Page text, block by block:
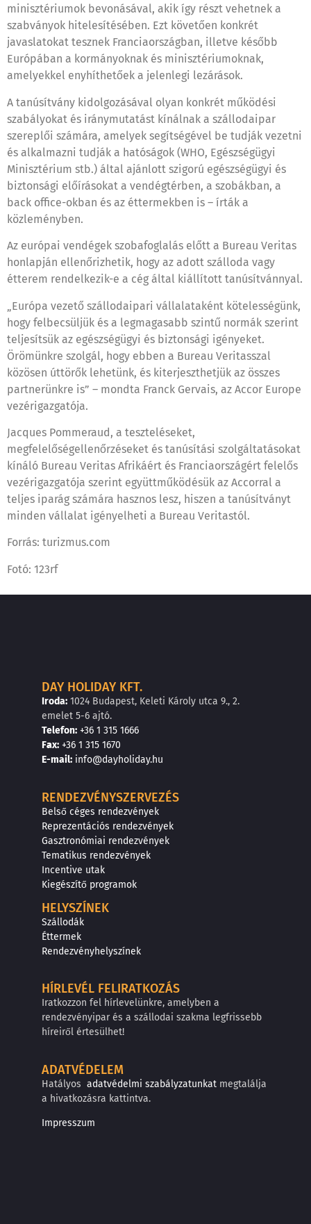
minisztériumok bevonásával, akik így részt vehetnek a
szabványok hitelesítésében. Ezt követően konkrét
javaslatokat tesznek Franciaországban, illetve később
Európában a kormányoknak és minisztériumoknak,
amelyekkel enyhíthetőek a jelenlegi lezárások.
A tanúsítvány kidolgozásával olyan konkrét működési
szabályokat és iránymutatást kínálnak a szállodaipar
szereplői számára, amelyek segítségével be tudják vezetni
és alkalmazni tudják a hatóságok (WHO, Egészségügyi
Minisztérium stb.) által ajánlott szigorú egészségügyi és
biztonsági előírásokat a vendégtérben, a szobákban, a
back office-okban és az éttermekben is – írták a
közleményben.
Az európai vendégek szobafoglalás előtt a Bureau Veritas
honlapján ellenőrizhetik, hogy az adott szálloda vagy
étterem rendelkezik-e a cég által kiállított tanúsítvánnyal.
„Európa vezető szállodaipari vállalataként kötelességünk,
hogy felbecsüljük és a legmagasabb szintű normák szerint
teljesítsük az egészségügyi és biztonsági igényeket.
Örömünkre szolgál, hogy ebben a Bureau Veritasszal
közösen úttörők lehetünk, és kiterjeszthetjük az összes
partnerünkre is” – mondta Franck Gervais, az Accor Europe
vezérigazgatója.
Jacques Pommeraud, a teszteléseket,
megfelelőségellenőrzéseket és tanúsítási szolgáltatásokat
kínáló Bureau Veritas Afrikáért és Franciaországért felelős
vezérigazgatója szerint együttműködésük az Accorral a
teljes iparág számára hasznos lesz, hiszen a tanúsítványt
minden vállalat igényelheti a Bureau Veritastól.
Forrás: turizmus.com
Fotó: 123rf
DAY HOLIDAY KFT.
Iroda: 1024 Budapest, Keleti Károly utca 9., 2.
emelet 5-6 ajtó.
Telefon: +36 1 315 1666
Fax: +36 1 315 1670
E-mail: info@dayholiday.hu
RENDEZVÉNYSZERVEZÉS
Belső céges rendezvények
Reprezentációs rendezvények
Gasztronómiai rendezvények
Tematikus rendezvények
Incentive utak
Kiegészítő programok
HELYSZÍNEK
Szállodák
Éttermek
Rendezvényhelyszínek
HÍRLEVÉL FELIRATKOZÁS
Iratkozzon fel hírlevelünkre, amelyben a
rendezvényipar és a szállodai szakma legfrissebb
híreiről értesülhet!
ADATVÉDELEM
Hatályos adatvédelmi szabályzatunkat megtalálja
a hivatkozásra kattintva.
Impresszum